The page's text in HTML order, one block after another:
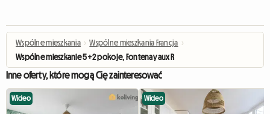
Wspólne mieszkania › Wspólne mieszkania Francja ›
Wspólne mieszkanie 5+2 pokoje, Fontenay aux Roses,
Inne oferty, które mogą Cię zainteresować
Wideo Wideo